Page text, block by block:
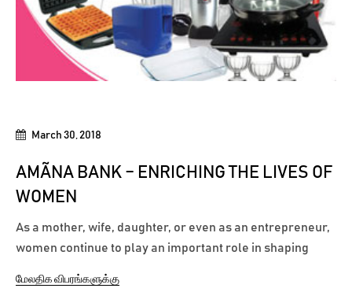
March 30, 2018
AMÃNA BANK – ENRICHING THE LIVES OF
WOMEN
As a mother, wife, daughter, or even as an entrepreneur,
women continue to play an important role in shaping
significant contribution of women, Amãna Bank over the
மேலதிக விபரங்களுக்கு